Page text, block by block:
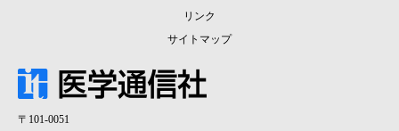
リンク
サイトマップ
〒101-0051